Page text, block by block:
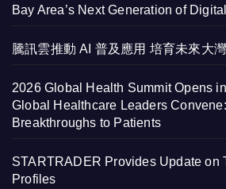
Bay Area’s Next Generation of
騰訊雲推動 AI 普及應用 培育未來大
2026 Global Health Summit Opens
Global Healthcare Leaders
Breakthroughs to Patients
STARTRADER Provides Update on
Profiles